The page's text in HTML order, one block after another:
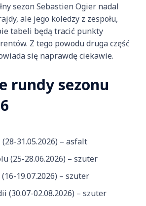
sezon Sebastien Ogier nadal
ale jego koledzy z zespołu,
tabeli będą tracić punkty
Z tego powodu druga część
się naprawdę ciekawie.
rundy sezonu
31.05.2026) – asfalt
(25-28.06.2026) – szuter
19.07.2026) – szuter
(30.07-02.08.2026) – szuter